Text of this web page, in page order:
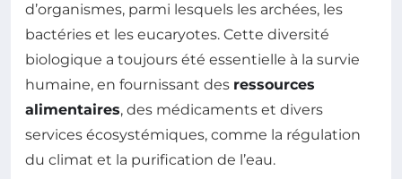
d’organismes, parmi lesquels les archées, les
bactéries et les eucaryotes. Cette diversité
biologique a toujours été essentielle à la survie
humaine, en fournissant des ressources
alimentaires, des médicaments et divers
services écosystémiques, comme la régulation
du climat et la purification de l’eau.